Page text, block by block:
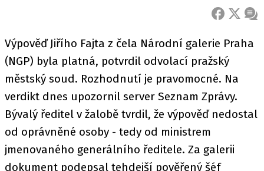
FACEBOOK
X
Výpověď Jiřího Fajta z čela Národní galerie Praha
(NGP) byla platná, potvrdil odvolací pražský
městský soud. Rozhodnutí je pravomocné. Na
verdikt dnes upozornil server Seznam Zprávy.
Bývalý ředitel v žalobě tvrdil, že výpověď nedostal
od oprávněné osoby - tedy od ministrem
jmenovaného generálního ředitele. Za galerii
dokument podepsal tehdejší pověřený šéf